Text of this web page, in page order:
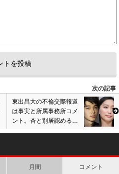
次の記事
東出昌大の不倫交際報道
は事実と所属事務所コメ
ント。杏と別居認めるも
離婚否定。唐田えりかと
月間 コメント